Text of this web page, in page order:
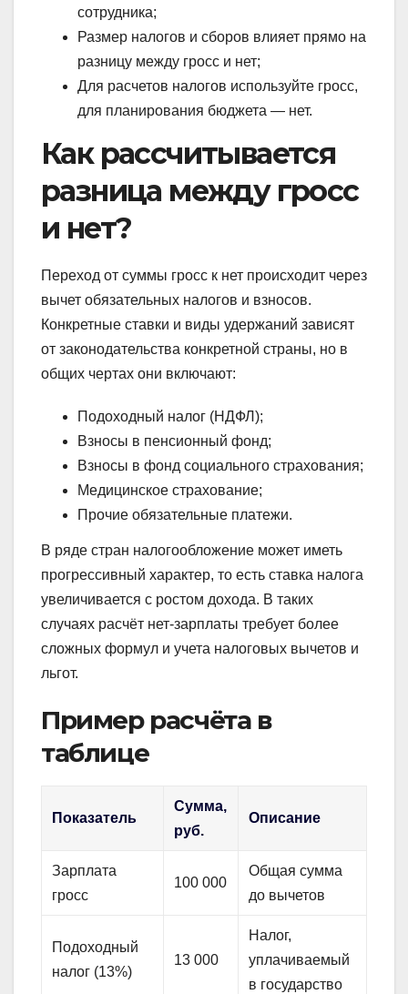
сотрудника;
Размер налогов и сборов влияет прямо на
разницу между гросс и нет;
Для расчетов налогов используйте гросс,
для планирования бюджета — нет.
Как рассчитывается
разница между гросс
и нет?
Переход от суммы гросс к нет происходит через
вычет обязательных налогов и взносов.
Конкретные ставки и виды удержаний зависят
от законодательства конкретной страны, но в
общих чертах они включают:
Подоходный налог (НДФЛ);
Взносы в пенсионный фонд;
Взносы в фонд социального страхования;
Медицинское страхование;
Прочие обязательные платежи.
В ряде стран налогообложение может иметь
прогрессивный характер, то есть ставка налога
увеличивается с ростом дохода. В таких
случаях расчёт нет-зарплаты требует более
сложных формул и учета налоговых вычетов и
льгот.
Пример расчёта в
таблице
Показатель
Сумма,
руб.
Описание
Зарплата
гросс
100 000
Общая сумма
до вычетов
Подоходный
налог (13%)
13 000
Налог,
уплачиваемый
в государство